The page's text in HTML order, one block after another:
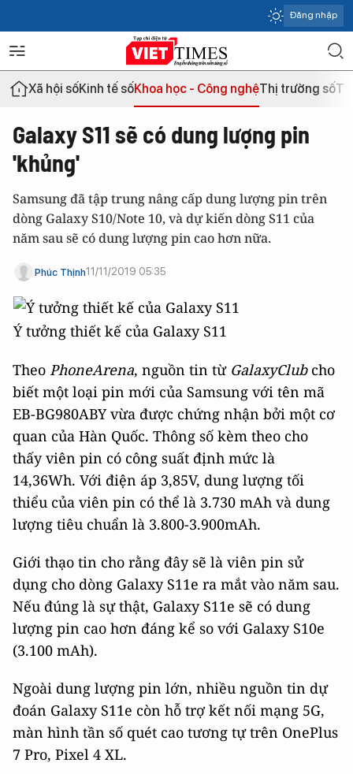
Đăng nhập
Xã hội sốKinh tế sốKhoa học - Công nghệThị trường số
Galaxy S11 sẽ có dung lượng pin
'khủng'
Samsung đã tập trung nâng cấp dung lượng pin trên
dòng Galaxy S10/Note 10, và dự kiến dòng S11 của
năm sau sẽ có dung lượng pin cao hơn nữa.
Phúc Thịnh11/11/2019 05:35
Ý tưởng thiết kế của Galaxy S11
Theo PhoneArena, nguồn tin từ GalaxyClubcho
biết một loại pin mới của Samsung với tên mã
EB-BG980ABY vừa được chứng nhận bởi một cơ
quan của Hàn Quốc. Thông số kèm theo cho
thấy viên pin có công suất định mức là
14,36Wh. Với điện áp 3,85V, dung lượng tối
thiểu của viên pin có thể là 3.730 mAh và dung
lượng tiêu chuẩn là 3.800-3.900mAh.
Giới thạo tin cho rằng đây sẽ là viên pin sử
dụng cho dòng Galaxy S11e ra mắt vào năm sau.
Nếu đúng là sự thật, Galaxy S11e sẽ có dung
lượng pin cao hơn đáng kể so với Galaxy S10e
(3.100 mAh).
Ngoài dung lượng pin lớn, nhiều nguồn tin dự
đoán Galaxy S11e còn hỗ trợ kết nối mạng 5G,
màn hình tần số quét cao tương tự trên OnePlus
7 Pro, Pixel 4 XL.